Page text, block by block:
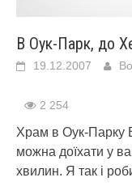
В Оук-Парк, до
19.12.2007
2 254
Храм в Оук-Парку
можна доїхати у
хвилин. Я так і